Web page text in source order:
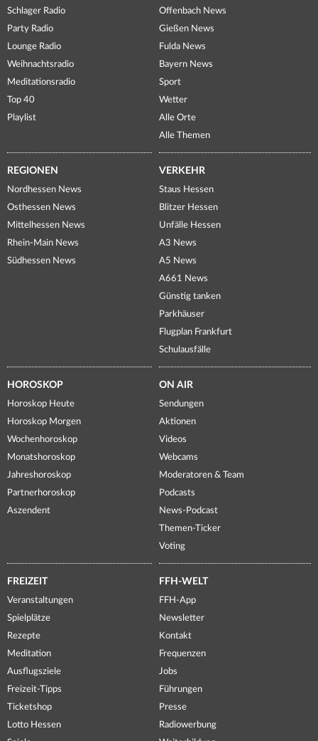
Schlager Radio
Party Radio
Lounge Radio
Weihnachtsradio
Meditationsradio
Top 40
Playlist
Offenbach News
Gießen News
Fulda News
Bayern News
Sport
Wetter
Alle Orte
Alle Themen
REGIONEN
Nordhessen News
Osthessen News
Mittelhessen News
Rhein-Main News
Südhessen News
VERKEHR
Staus Hessen
Blitzer Hessen
Unfälle Hessen
A3 News
A5 News
A661 News
Günstig tanken
Parkhäuser
Flugplan Frankfurt
Schulausfälle
HOROSKOP
Horoskop Heute
Horoskop Morgen
Wochenhoroskop
Monatshoroskop
Jahreshoroskop
Partnerhoroskop
Aszendent
ON AIR
Sendungen
Aktionen
Videos
Webcams
Moderatoren & Team
Podcasts
News-Podcast
Themen-Ticker
Voting
FREIZEIT
Veranstaltungen
Spielplätze
Rezepte
Meditation
Ausflugsziele
Freizeit-Tipps
Ticketshop
Lotto Hessen
FFH-WELT
FFH-App
Newsletter
Kontakt
Frequenzen
Jobs
Führungen
Presse
Radiowerbung